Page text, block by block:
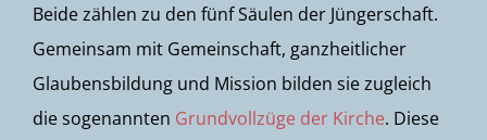
Beide zählen zu den fünf Säulen der Jüngerschaft.
Gemeinsam mit Gemeinschaft, ganzheitlicher
Glaubensbildung und Mission bilden sie zugleich
die sogenannten Grundvollzüge der Kirche. Diese